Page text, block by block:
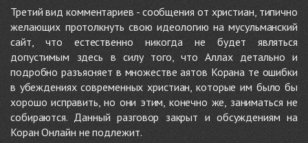
Третий вид комментариев - сообщения от христиан, типично
желающих протолкнуть свою идеологию на мусульманский
сайт, что естественно никогда не будет являться
допустимым здесь в силу того, что Аллах детально и
подробно разъясняет в множестве аятов Корана те ошибки
в убеждениях современных христиан, которые им было бы
хорошо исправить, но они этим, конечно же, заниматься не
собираются. Данный разговор закрыт и обсуждениям на
Коран Онлайн не подлежит.